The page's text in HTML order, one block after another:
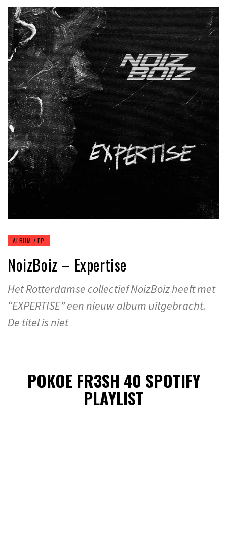
ALBUM / EP
NoizBoiz – Expertise
Het Rotterdamse collectief NoizBoiz heeft met
“EXPERTISE” een nieuw album uitgebracht.
De titel is niet
POKOE FR3SH 40 SPOTIFY
PLAYLIST